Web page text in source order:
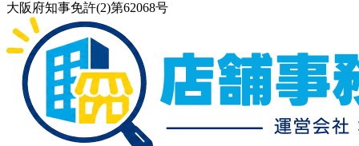
大阪府知事免許(2)第62068号